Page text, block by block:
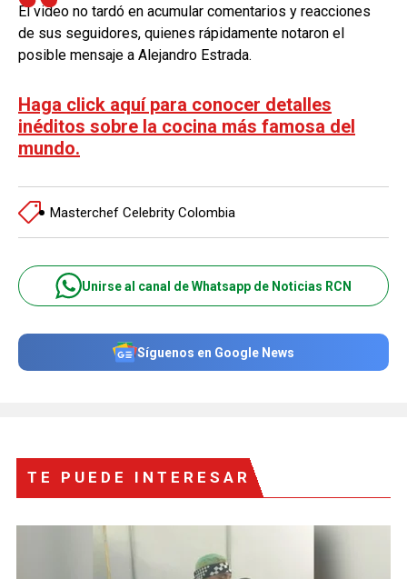
El video no tardó en acumular comentarios y reacciones
de sus seguidores, quienes rápidamente notaron el
posible mensaje a Alejandro Estrada.
Haga click aquí para conocer detalles
inéditos sobre la cocina más famosa del
mundo.
Masterchef Celebrity Colombia
Unirse al canal de Whatsapp de Noticias RCN
Síguenos en Google News
TE PUEDE INTERESAR